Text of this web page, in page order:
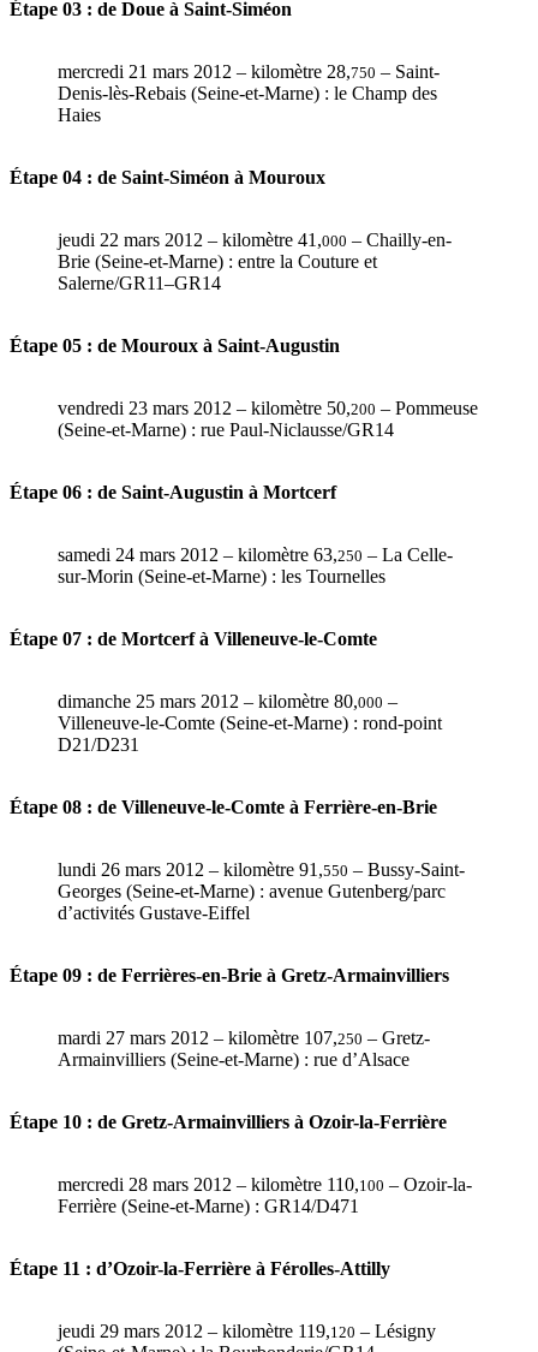
Étape 03 : de Doue à Saint-Siméon
mercredi 21 mars 2012 – kilomètre 28,750 – Saint-
Denis-lès-Rebais (Seine-et-Marne) : le Champ des
Haies
Étape 04 : de Saint-Siméon à Mouroux
jeudi 22 mars 2012 – kilomètre 41,000 – Chailly-en-
Brie (Seine-et-Marne) : entre la Couture et
Salerne/GR11–GR14
Étape 05 : de Mouroux à Saint-Augustin
vendredi 23 mars 2012 – kilomètre 50,200 – Pommeuse
(Seine-et-Marne) : rue Paul-Niclausse/GR14
Étape 06 : de Saint-Augustin à Mortcerf
samedi 24 mars 2012 – kilomètre 63,250 – La Celle-
sur-Morin (Seine-et-Marne) : les Tournelles
Étape 07 : de Mortcerf à Villeneuve-le-Comte
dimanche 25 mars 2012 – kilomètre 80,000 –
Villeneuve-le-Comte (Seine-et-Marne) : rond-point
D21/D231
Étape 08 : de Villeneuve-le-Comte à Ferrière-en-Brie
lundi 26 mars 2012 – kilomètre 91,550 – Bussy-Saint-
Georges (Seine-et-Marne) : avenue Gutenberg/parc
d’activités Gustave-Eiffel
Étape 09 : de Ferrières-en-Brie à Gretz-Armainvilliers
mardi 27 mars 2012 – kilomètre 107,250 – Gretz-
Armainvilliers (Seine-et-Marne) : rue d’Alsace
Étape 10 : de Gretz-Armainvilliers à Ozoir-la-Ferrière
mercredi 28 mars 2012 – kilomètre 110,100 – Ozoir-la-
Ferrière (Seine-et-Marne) : GR14/D471
Étape 11 : d’Ozoir-la-Ferrière à Férolles-Attilly
jeudi 29 mars 2012 – kilomètre 119,120 – Lésigny